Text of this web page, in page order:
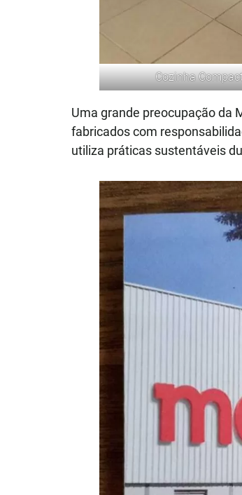
Cozinha
Uma grande preocupação da
fabricados com
utiliza práticas sustentáveis